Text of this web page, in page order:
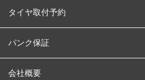
タイヤ取付予約
パンク保証
会社概要